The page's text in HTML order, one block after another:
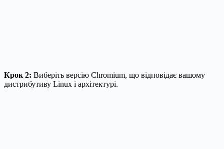
Крок 2: Виберіть версію Chromium, що відповідає вашому
дистрибутиву Linux і архітектурі.